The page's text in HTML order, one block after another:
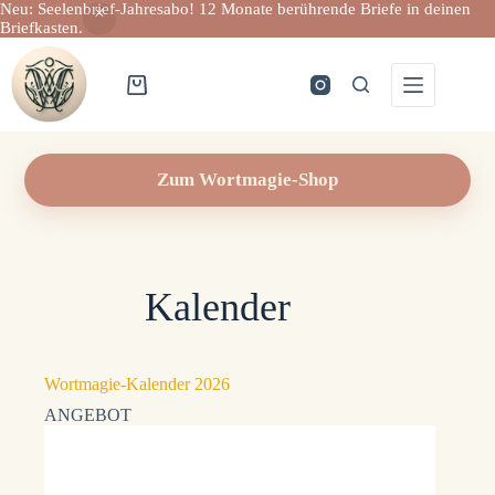
Neu: Seelenbrief-Jahresabo! 12 Monate berührende Briefe in deinen
Briefkasten.
Inhalt
springen
Warenkorb
Zum Wortmagie-Shop
Kalender
Wortmagie-Kalender 2026
ANGEBOT